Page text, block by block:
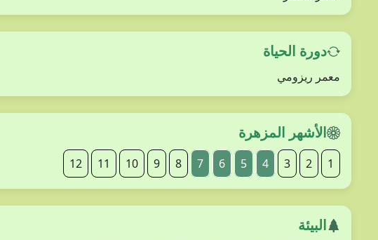
دورة الحياة
معمر ريزومي
الأشهر المزهرة
1
2
3
4
5
6
7
8
9
10
11
12
البيئة